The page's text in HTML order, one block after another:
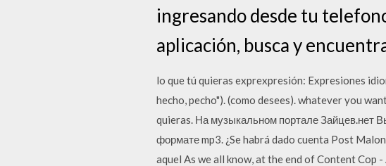
ingresando desde tu
aplicación, busca y
lo que tú quieras exprexpresión: Expresiones
hecho, pecho"). (como desees). whatever you
quieras. На музыкальном портале Зайцев.нет
формате mp3. ¿Se habrá dado cuenta Post
aquel As we all know, at the end of Content Cop